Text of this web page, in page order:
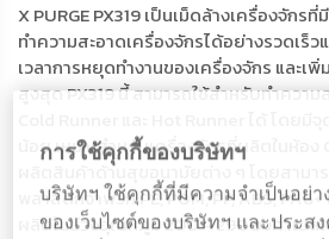
X PURGE PX319 เป็นเม็ดล้างเครื่องจักร
ทำความสะอาดเครื่องจักรได้อย่างรวดเร็
เวลาการหยุดทำงานของเครื่องจักร และเ
สูงสุด PX319 นี้ สามารถใช้สำหรับทำควา
Cold Runner และ Hot Runner ได้ โดย
น้อย เหมาะสำหรับเครื่องจักรที่ผลิตในห้อง
ผลิตสินค้าด้านสุขอนามัยต่าง ๆ โดยสามาร
พลาสติกจำพวก PE, POM, PP, ABS, PA6+
ผลิตในช่วงอุณหภูมิ 200 – 290 องศาเซล
การใช้คุกกี้ของบริษัทฯ
บริษัทฯ ใช้คุกกี้ที่มีความจำเป็นอย่า
ของเว็บไซต์ของบริษัทฯ และประส